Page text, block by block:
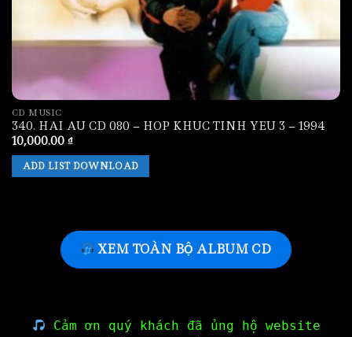
CD MUSIC
340. HAI AU CD 080 – HOP KHUC TINH YEU 3 – 1994
10,000.00 ₫
ADD LIST DOWNLOAD
XEM TOÀN BỘ ALBUM CD
Cảm ơn quý khách đã ủng hộ website